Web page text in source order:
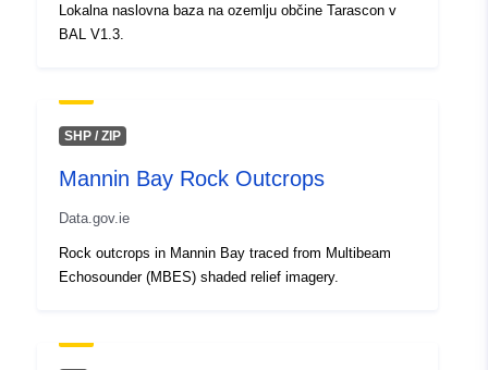
260abd6f-c5b4-4a79-aa80-
uriRef:
Pravice za
public
Periodičnost
nastanka
continuous
Lokalna naslovna baza na ozemlju občine Tarascon v
BAL V1.3.
SHP / ZIP
Mannin Bay Rock Outcrops
Data.gov.ie
Rock outcrops in Mannin Bay traced from Multibeam
Echosounder (MBES) shaded relief imagery.